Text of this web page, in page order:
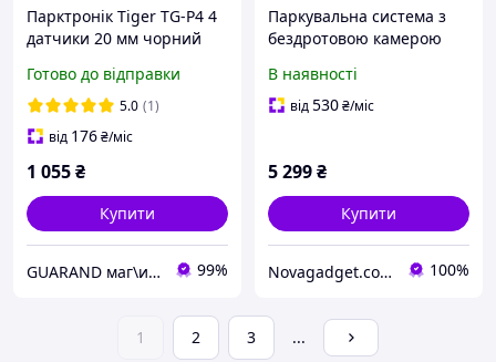
Парктронік Tiger TG-P4 4
датчики 20 мм чорний
Готово до відправки
5.0 (1)
від 176₴/міс
1 055₴
Купити
GUARAND маг\ин Автоелектроніки 99%
Паркувальна система з
бездротовою камерою
монітором 7" +
відеореєстратор
В наявності
від530₴/міс
5 299₴
Купити
Novagadget.com.ua - сучасний інтернет-магазин техніки 100%
1 2 3 ...